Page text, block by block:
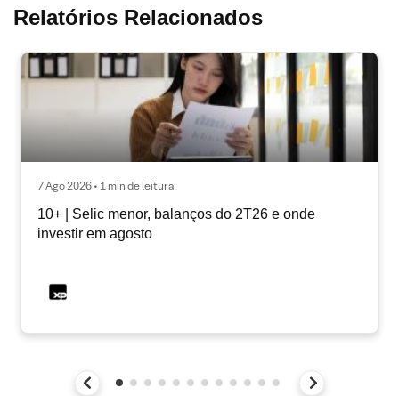
Relatórios Relacionados
7 Ago 2026 • 1 min de leitura
10+ | Selic menor, balanços do 2T26 e onde
investir em agosto